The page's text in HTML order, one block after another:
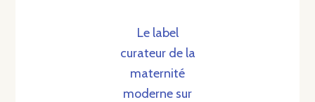
Le label
curateur de la
maternité
moderne sur